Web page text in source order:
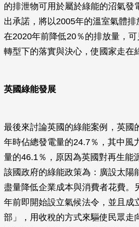
的排泄物可用於屬於綠能的沼氣發
出承諾，將以2005年的溫室氣體
在2020年前降低20％的排放量，
轉型下的落實與決心，使國家走在
英國綠能發展
最後來討論英國的綠能案例，英國
年時佔總發電量的24.7％，其中風
量的46.1％，原因為英國對再生能
該國政府的綠能政策為：廣設太陽
盡量降低企業成本與消費者花費。
年前即開始設立氣候法令，並且成
部」，用收稅的方式來驅使民眾走